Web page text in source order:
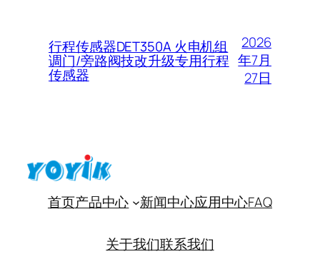
行程传感器DET350A 火电机组
调门/旁路阀技改升级专用行程
传感器
2026
年7月
27日
首页产品中心 新闻中心应用中心FAQ
关于我们联系我们